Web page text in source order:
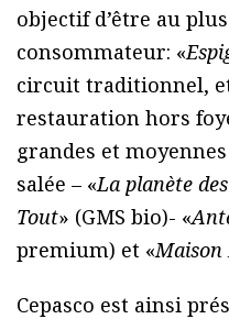
objectif d’être au
consommateur: «
circuit traditionnel,
restauration hors
grandes et
salée – «La planète
Tout» (GMS bio)- «
premium) et «Maison
Cepasco est ainsi